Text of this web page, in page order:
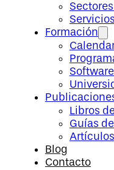
Servicios
Formación
Libros
Guías
Blog
Contacto